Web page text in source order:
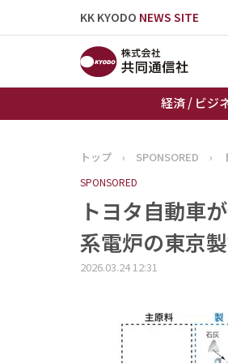
KK KYODO NEWS SITE
経済 / ビジ
トップペー
トップ › SPONSORED ›
SPONSORED
トヨタ自動車
系電炉の東京
2026.03.24 12:31